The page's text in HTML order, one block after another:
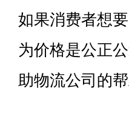
如果消费者想
为价格是公正
助物流公司的